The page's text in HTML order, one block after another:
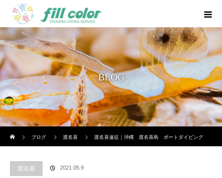
BLOG
ブログ
渡名喜 渡名喜遠征｜沖縄 渡名喜島 ボートダイビング
渡名喜 2021.05.9